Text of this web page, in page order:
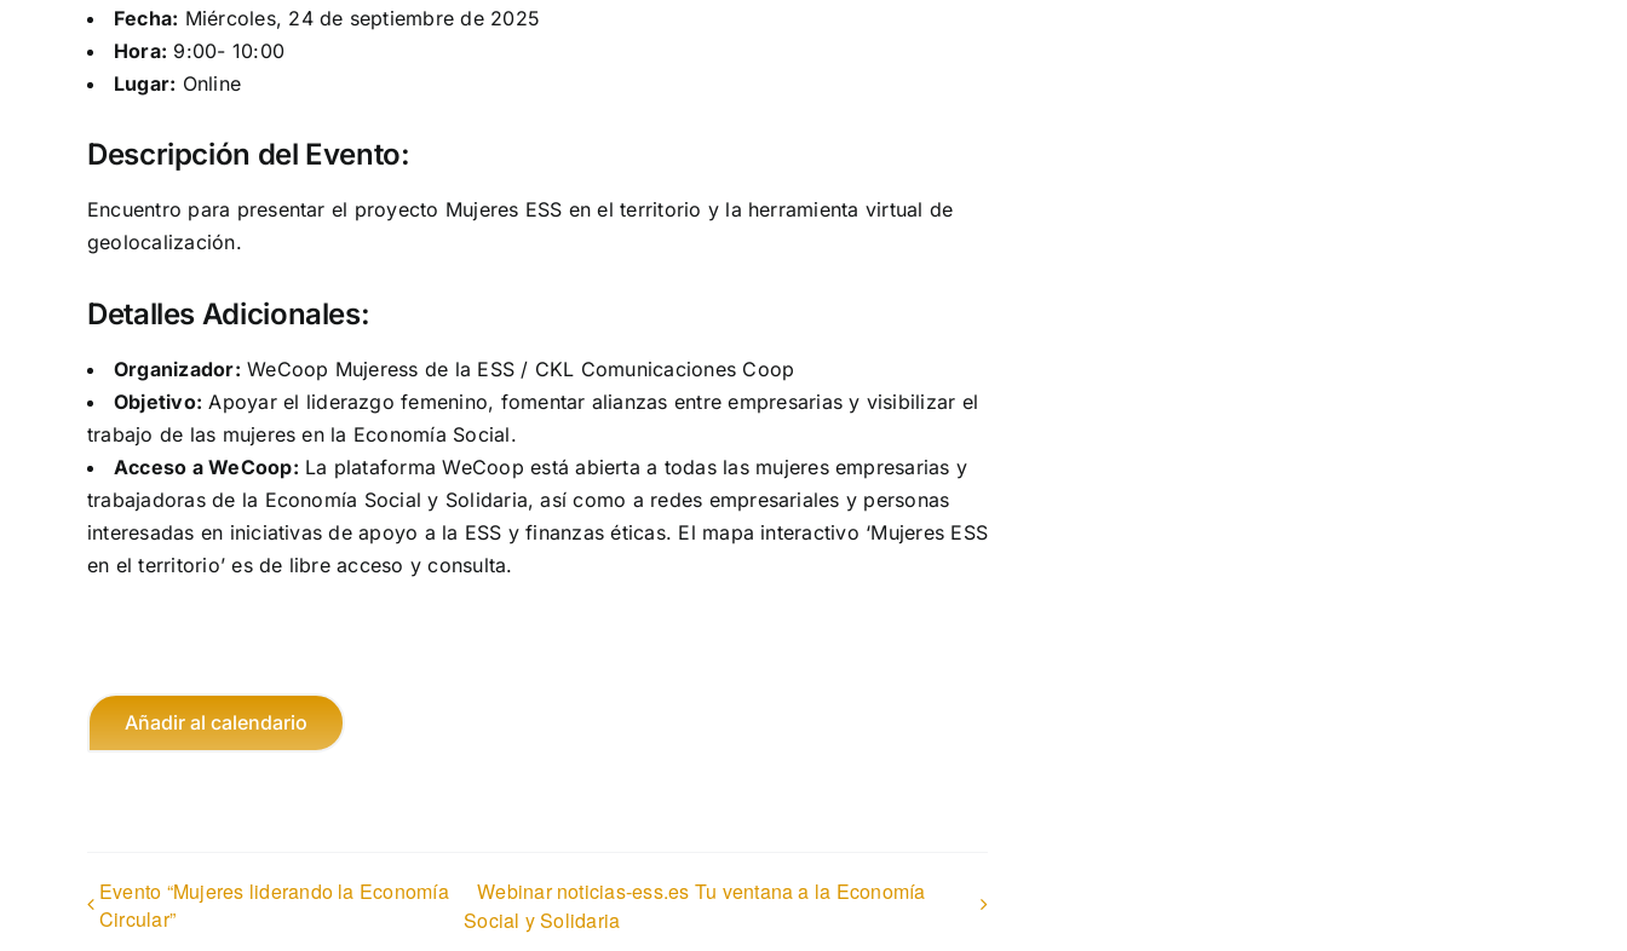
Fecha: Miércoles, 24 de septiembre de 2025
Hora: 9:00- 10:00
Lugar: Online
Descripción del Evento:
Encuentro para presentar el proyecto Mujeres ESS en el territorio y la herramienta virtual de
geolocalización.
Detalles Adicionales:
Organizador: WeCoop Mujeress de la ESS / CKL Comunicaciones Coop
Objetivo: Apoyar el liderazgo femenino, fomentar alianzas entre empresarias y visibilizar el
trabajo de las mujeres en la Economía Social.
Acceso a WeCoop: La plataforma WeCoop está abierta a todas las mujeres empresarias y
trabajadoras de la Economía Social y Solidaria, así como a redes empresariales y personas
interesadas en iniciativas de apoyo a la ESS y finanzas éticas. El mapa interactivo ‘Mujeres ESS
en el territorio’ es de libre acceso y consulta.
Añadir al calendario
Evento “Mujeres liderando la Economía
Circular”
Webinar noticias-ess.es Tu ventana a la Economía
Social y Solidaria